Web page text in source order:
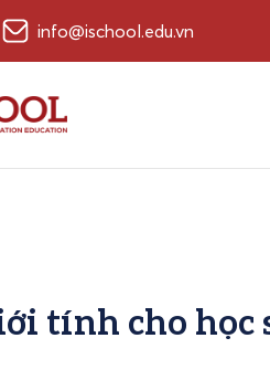
info@ischool.edu.vn
tính cho